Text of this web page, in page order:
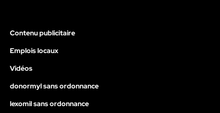
Contenu publicitaire
Emplois locaux
Vidéos
donormyl sans ordonnance
lexomil sans ordonnance